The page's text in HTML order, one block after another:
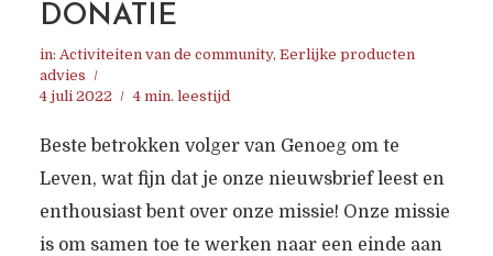
DONATIE
in: Activiteiten van de community, Eerlijke producten
advies
4 juli 2022
4 min. leestijd
Beste betrokken volger van Genoeg om te
Leven, wat fijn dat je onze nieuwsbrief leest en
enthousiast bent over onze missie! Onze missie
is om samen toe te werken naar een einde aan